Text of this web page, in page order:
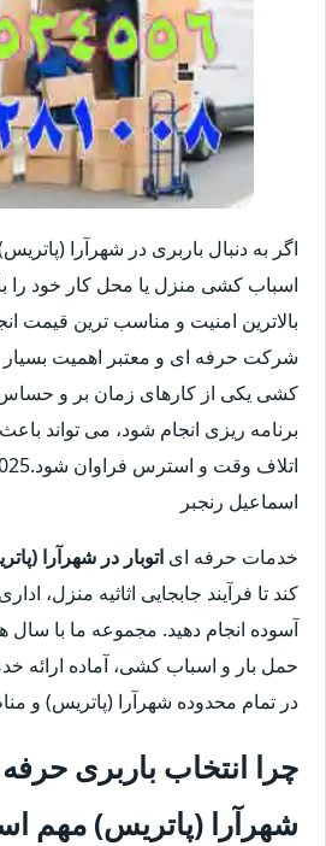
اگر به دنبال باربری در شهرآرا
اسباب کشی منزل یا محل کار خود را
بالاترین امنیت و مناسب ترین قیمت
شرکت حرفه ای و معتبر اهمیت بسیار
کشی یکی از کارهای زمان بر و
برنامه ریزی انجام شود، می تواند
اسماعیل رنجبر
خدمات حرفه ای اتوبار در شهرآرا
کند تا فرآیند جابجایی اثاثیه منزل،
آسوده انجام دهید. مجموعه ما با سال
حمل بار و اسباب کشی، آماده ارائه
در تمام محدوده شهرآرا (پاتریس) و
چرا انتخاب باربری
شهرآرا (پاتریس) مهم